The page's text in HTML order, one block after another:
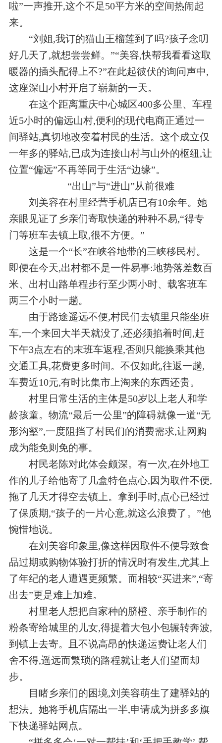
啦”一声推开,这个不足50平方米的空间热闹起
来。
“刘姐,我订的猫山王榴莲到了吗?孩子念叨
好几天了,就想尝尝鲜。”“美容,快帮我看看这取
暖器的插头配得上不?”在此起彼伏的询问声中,
这座深山小村开启了崭新的一天。
在这个距离重庆中心城区400多公里、车程
近5小时的偏远山村,便利的现代电商正通过一
间驿站,真切地改变着村民的生活。这个成立仅
一年多的驿站,已成为连接山村与山外的枢纽,让
位置“偏远”不再等同于生活“边缘”。
“出山”与“进山”从前很难
刘美容在村里经营手机店已有10余年。她
亲眼见证了乡亲们寄取快递的种种不易,“得专
门等班车去镇上取,很不方便。”
这是一个“长”在峡谷地带的三峡移民村。
即便在今天,出村都不是一件易事:地势落差数百
米、出村山路单程步行至少两小时、载客班车
两三个小时一趟。
由于路途遥远不便,村民们去镇里只能坐班
车,一个来回大半天就没了,还必须掐着时间,赶
下午3点左右的末班车返程,否则只能换乘其他
交通工具,花费更多时间。不仅如此,往返一趟,
车费近10元,有时比集市上淘来的东西还贵。
村里日常生活的主体是50岁以上老人和学
龄孩童。物流“最后一公里”的障碍就像一道“无
形沟壑”,一度阻挡了村民们的消费需求,让网购
成为能免则免的事。
村民老陈对此体会颇深。有一次,在外地工
作的儿子给他寄了几盒特色点心,因为取件不便,
拖了几天才得空去镇上。拿到手时,点心已经过
了保质期,“孩子的一片心意,就这么浪费了。”他
惋惜地说。
在刘美容印象里,像这样因取件不便导致食
品过期或购物体验打折的情况时有发生,尤其上
了年纪的老人遭遇更频繁。而相较“买进来”,“寄
出去”更是难上加难。
村里老人想把自家种的脐橙、亲手制作的
粉条寄给城里的儿女,得提着大包小包辗转奔波,
到镇上去寄。且不说高昂的快递运费让老人们
舍不得,遥远而繁琐的路程就让老人们望而却
步。
目睹乡亲们的困境,刘美容萌生了建驿站的
想法。她将手机店隔出一半,申请成为拼多多旗
下快递驿站网点。